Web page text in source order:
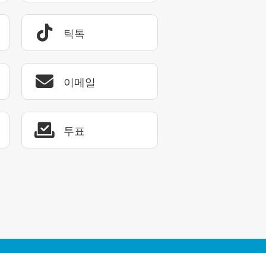
틱톡
이메일
투표